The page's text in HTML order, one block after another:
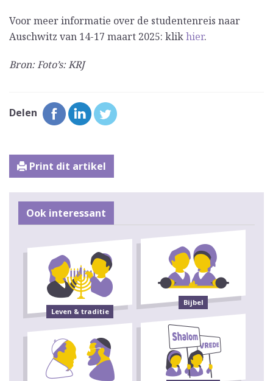
Voor meer informatie over de studentenreis naar
Auschwitz van 14-17 maart 2025: klikhier.
Bron: Foto’s: KRJ
Delen
Print dit artikel
Ook interessant
Leven & traditie
Bijbel